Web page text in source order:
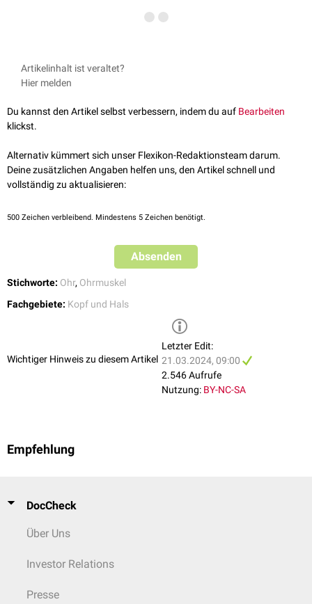
Artikelinhalt ist veraltet?
Hier melden
Du kannst den Artikel selbst verbessern, indem du auf Bearbeiten
klickst.
Alternativ kümmert sich unser Flexikon-Redaktionsteam darum.
Deine zusätzlichen Angaben helfen uns, den Artikel schnell und
vollständig zu aktualisieren:
500 Zeichen verbleibend. Mindestens 5 Zeichen benötigt.
Absenden
Stichworte: Ohr, Ohrmuskel
Fachgebiete: Kopf und Hals
Wichtiger Hinweis zu diesem Artikel
Letzter Edit:
21.03.2024, 09:00
2.546 Aufrufe
Nutzung: BY-NC-SA
Empfehlung
DocCheck
Über Uns
Investor Relations
Presse